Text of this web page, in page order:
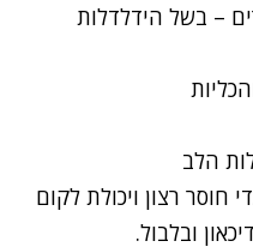
– בשל הידלדלות
הלב
חוסר רצון ויכולת לקום
ובלבול.